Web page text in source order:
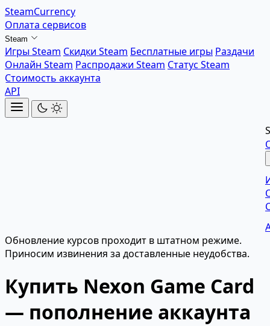
SteamCurrency
Оплата сервисов
Steam
Игры Steam Скидки Steam Бесплатные игры Раздачи
Онлайн Steam Распродажи Steam Статус Steam
Стоимость аккаунта
API
Обновление курсов проходит в штатном режиме.
Приносим извинения за доставленные неудобства.
Купить Nexon Game Card
— пополнение аккаунта